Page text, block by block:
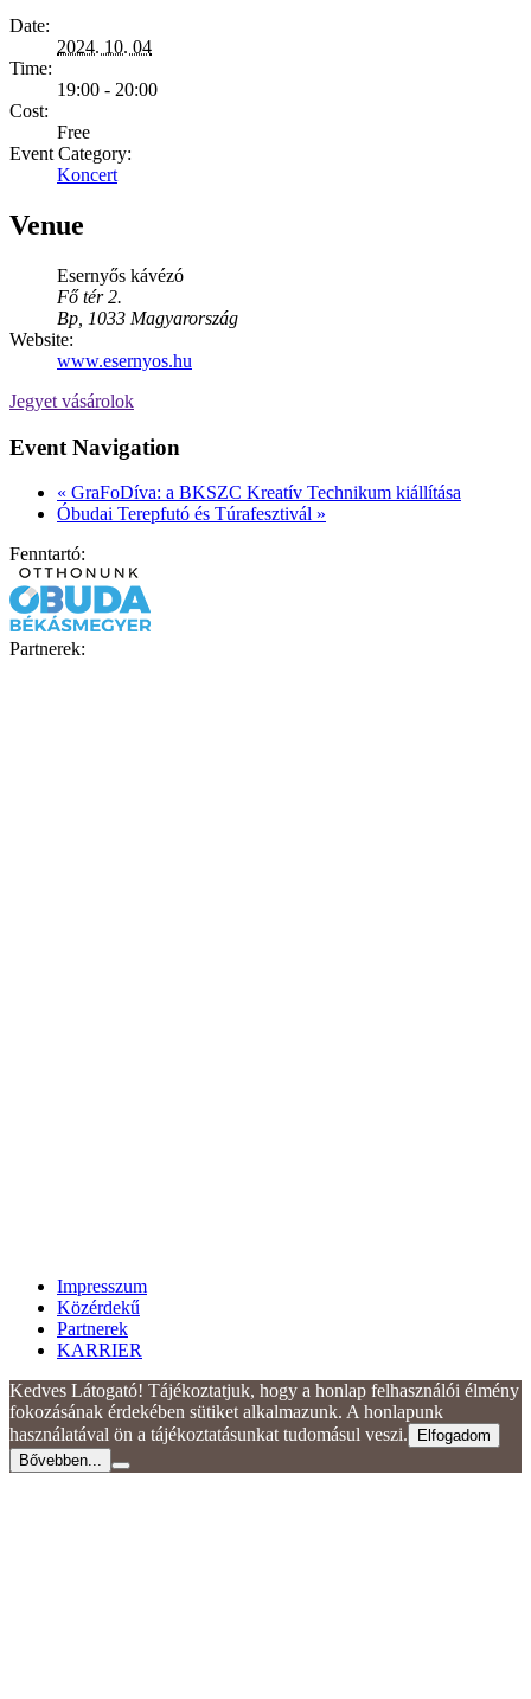
Date:
2024. 10. 04
Time:
19:00 - 20:00
Cost:
Free
Event Category:
Koncert
Venue
Esernyős kávézó
Fő tér 2.
Bp 1033 Magyarország
Website:
www.esernyos.hu
Jegyet vásárolok
Event Navigation
« GraFoDíva: a BKSZC Kreatív Technikum kiállítása
Óbudai Terepfutó és Túrafesztivál »
Fenntartó:
Partnerek:
Impresszum
Közérdekű
Partnerek
KARRIER
Kedves Látogató! Tájékoztatjuk, hogy a honlap felhasználói élmény
fokozásának érdekében sütiket alkalmazunk. A honlapunk
használatával ön a tájékoztatásunkat tudomásul veszi.
Elfogadom
Bővebben...